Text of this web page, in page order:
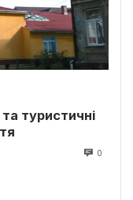
та туристичні
0